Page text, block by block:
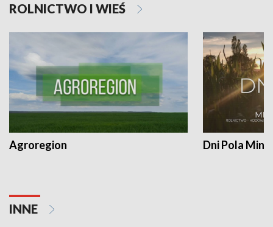
ROLNICTWO I WIEŚ
Agroregion Dni Pola
INNE